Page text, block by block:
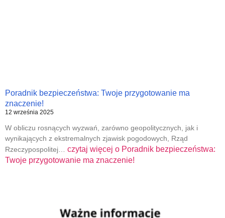
Poradnik bezpieczeństwa: Twoje przygotowanie ma
znaczenie!
12 września 2025
W obliczu rosnących wyzwań, zarówno geopolitycznych, jak i
wynikających z ekstremalnych zjawisk pogodowych, Rząd
Rzeczypospolitej… czytaj więcej o Poradnik bezpieczeństwa:
Twoje przygotowanie ma znaczenie!